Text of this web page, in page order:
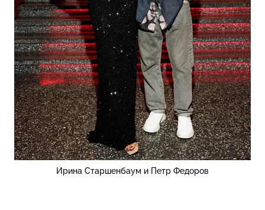
Ирина Старшенбаум и Петр Федоров